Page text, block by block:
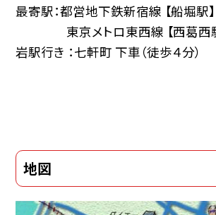
最寄駅：都営地下鉄新宿線 【船堀駅】
東京メトロ東西線 【西葛西駅
岩駅行き ：七軒町 下車（徒歩４分）
地図